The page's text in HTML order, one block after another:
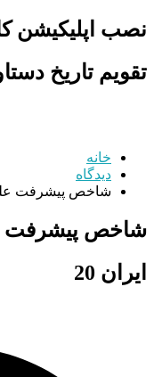
نصب اپلیکیشن
تقویم تاریخ
خانه
دیدگاه
شاخص پیشرفت
شاخص پیشرفت
ایران 20